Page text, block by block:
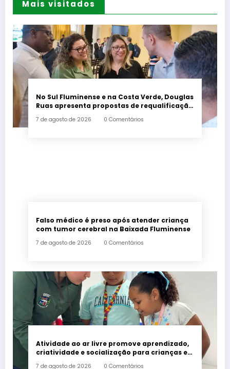
Mais visitados
No Sul Fluminense e na Costa Verde, Douglas
Ruas apresenta propostas de requalificação
7 de agosto de 2026 0 Comentários
Falso médico é preso após atender criança
com tumor cerebral na Baixada Fluminense
7 de agosto de 2026 0 Comentários
Atividade ao ar livre promove aprendizado,
criatividade e socialização para crianças e
7 de agosto de 2026 0 Comentários